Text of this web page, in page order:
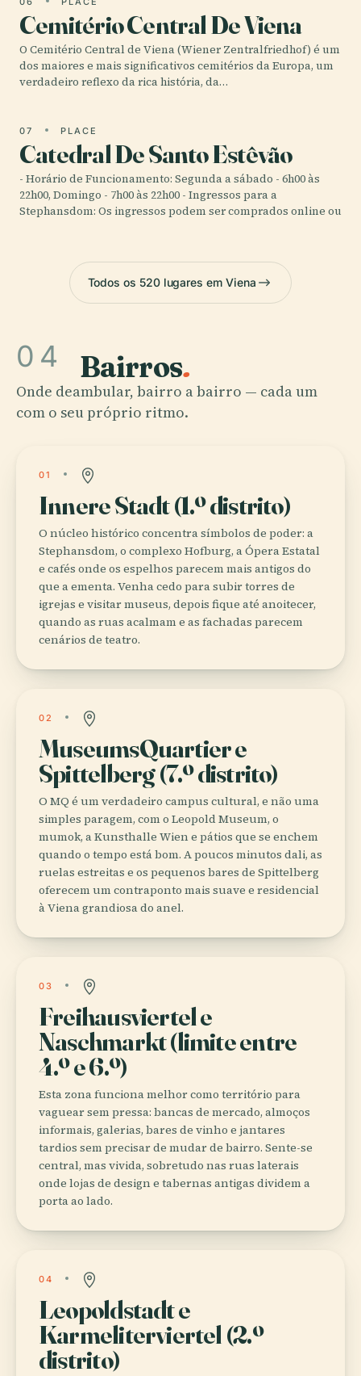
Cemitério Central De Viena
O Cemitério Central de Viena (Wiener Zentralfriedhof) é um
dos maiores e mais significativos cemitérios da Europa, um
verdadeiro reflexo da rica história, da…
07 PLACE
Catedral De Santo Estêvão
- Horário de Funcionamento: Segunda a sábado - 6h00 às
22h00, Domingo - 7h00 às 22h00 - Ingressos para a
Stephansdom: Os ingressos podem ser comprados online ou
Todos os 520 lugares em Viena
04 Bairros.
Onde deambular, bairro a bairro — cada um
com o seu próprio ritmo.
01
Innere Stadt (1.º distrito)
O núcleo histórico concentra símbolos de poder: a
Stephansdom, o complexo Hofburg, a Ópera Estatal
e cafés onde os espelhos parecem mais antigos do
que a ementa. Venha cedo para subir torres de
igrejas e visitar museus, depois fique até anoitecer,
quando as ruas acalmam e as fachadas parecem
cenários de teatro.
02
MuseumsQuartier e
Spittelberg (7.º distrito)
O MQ é um verdadeiro campus cultural, e não uma
simples paragem, com o Leopold Museum, o
mumok, a Kunsthalle Wien e pátios que se enchem
quando o tempo está bom. A poucos minutos dali, as
ruelas estreitas e os pequenos bares de Spittelberg
oferecem um contraponto mais suave e residencial
à Viena grandiosa do anel.
03
Freihausviertel e
Naschmarkt (limite entre
4.º e 6.º)
Esta zona funciona melhor como território para
vaguear sem pressa: bancas de mercado, almoços
informais, galerias, bares de vinho e jantares
tardios sem precisar de mudar de bairro. Sente-se
central, mas vivida, sobretudo nas ruas laterais
onde lojas de design e tabernas antigas dividem a
porta ao lado.
04
Leopoldstadt e
Karmeliterviertel (2.º
distrito)